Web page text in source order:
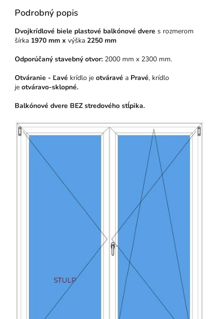
Podrobný popis
Dvojkrídlové biele plastové balkónové dvere s rozmerom
šírka 1970 mm x výška 2250 mm
Odporúčaný stavebný otvor: 2000 mm x 2300 mm.
Otváranie - Ľavé krídlo je otváravé a Pravé, krídlo
je otváravo-sklopné.
Balkónové dvere BEZ stredového stĺpika.